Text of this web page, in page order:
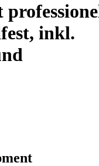
inkl.